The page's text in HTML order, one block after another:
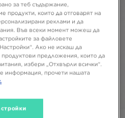
за теб съдържание,
продукти, които да отговарят на
реклами и да
Във всеки момент можеш да
за файловете
Ако не искаш да
предложения, които да
избери „Отхвърли всички“.
информация, прочети нашата